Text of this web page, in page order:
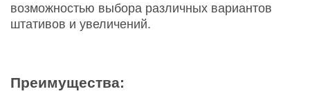
возможностью выбора различных вариантов
штативов и увеличений.
Преимущества: